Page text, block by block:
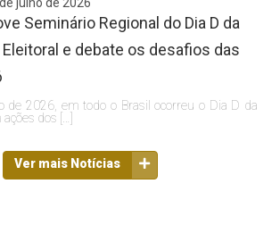
Seminário Regional do Dia D da
e debate os desafios das
de 2026, em todo o Brasil ocorreu o Dia D da
dos […]
Ver mais Notícias